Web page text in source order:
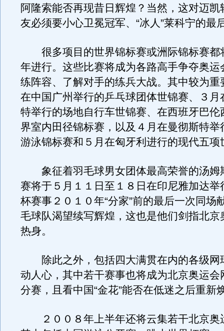
阿隆索能否再现昔日辉煌？当然，这对迈凯
友必须要小心卫冕冠军、“冰人”莱科宁的最
很多项目的世界锦标赛或洲际锦标赛都
年进行。这些比赛将成为各路高手争夺奥运
练阵容、了解对手的练兵大战。其中较为重
在中国广州举行的乒乓球团体世锦赛、３月
特举行的场地自行车世锦赛、在西班牙巴伦
界室内田径锦标赛，以及４月在曼彻斯特举
游泳锦标赛和５月在匈牙利进行的现代五项
象征着羽毛球男女团体最高荣誉的汤姆
赛将于５月１１日至１８日在印尼雅加达举
杯赛事２０１０年“分家”前的最后一次同场
毛球队渴望续写辉煌，这也是他们剑指北京
热身。
除此之外，包括四大满贯在内的各级网
动人心，其中若干赛事也将成为北京奥运会
分赛，且看中国“金花”能否在低迷之后重新
２００８年上半年还将云集若干北京奥